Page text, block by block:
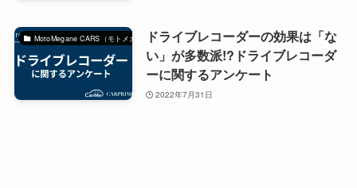
MotoMegane CARS（モトメガネカーズ）｜自動車マガジンドライブレコーダーの効果は「な
い」が多数派!?ドライブレコーダ
ーに関するアンケート
2022年7月31日